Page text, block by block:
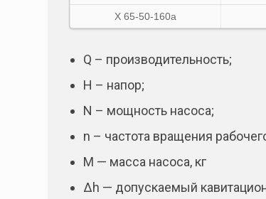
Х 65-50-160а
Q – производительность;
Н – напор;
N – мощность насоса;
n – частота вращения
М — масса насоса, кг
Δh — допускаемый